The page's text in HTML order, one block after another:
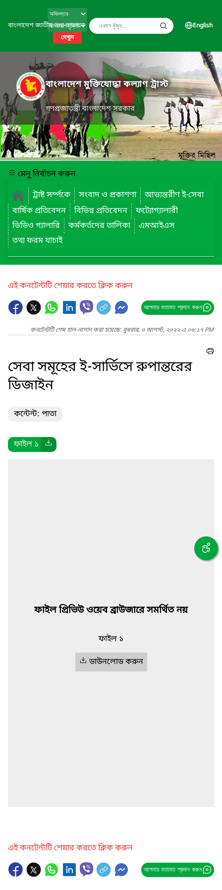
বাংলাদেশ জাতীয় তথ্য বাতায়ন
দেখুন
English
বাংলাদেশ মুক্তিযোদ্ধা কল্যাণ ট্রাস্ট
গণপ্রজাতন্ত্রী বাংলাদেশ সরকার
মেনু নির্বাচন করুন
ট্রাষ্ট সর্ম্পকে
সংবাদ ও প্রকাশণা
আভ্যন্তরীণ ই-সেবা
বার্ষিক প্রতিবেদন
বিভিন্ন প্রতিবেদন
ফট্যোগ্যালারী
ভিডিও গ্যালারি
কর্মকর্তদের তালিকা
এমআইএস
তথ্য ফরম যাচাই
এই কনটেন্টটি শেয়ার করতে ক্লিক করুন
আপনার মতামত প্রদান করুন
কনটেন্টটি শেষ হাল-নাগাদ করা হয়েছে: বুধবার, ৩ আগস্ট, ২০২২ এ ০৬:১৭ PM
সেবা সমূহের ই-সার্ভিসে রুপান্তরের
ডিজাইন
কন্টেন্ট: পাতা
ফাইল ১
ফাইল প্রিভিউ ওয়েব ব্রাউজারে সমর্থিত নয়
ফাইল ১
ডাউনলোড করুন
এই কনটেন্টটি শেয়ার করতে ক্লিক করুন
আপনার মতামত প্রদান করুন